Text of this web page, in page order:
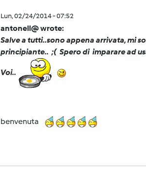
Lun, 02/24/2014 - 07:52
antonell@ wrote:
Salve a tutti..sono appena arrivata, mi
principiante.. ;( Spero di imparare ad
Voi..
benvenuta